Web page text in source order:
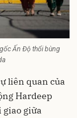
Ấn Độ thổi bùng
liên quan của
Hardeep
giữa